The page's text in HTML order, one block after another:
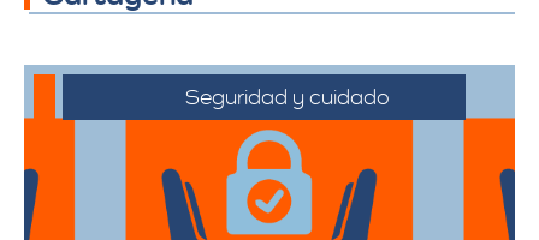
Seguridad y cuidado
Nos comprometemos a manejar sus
pertenencias con el máximo cuidado,